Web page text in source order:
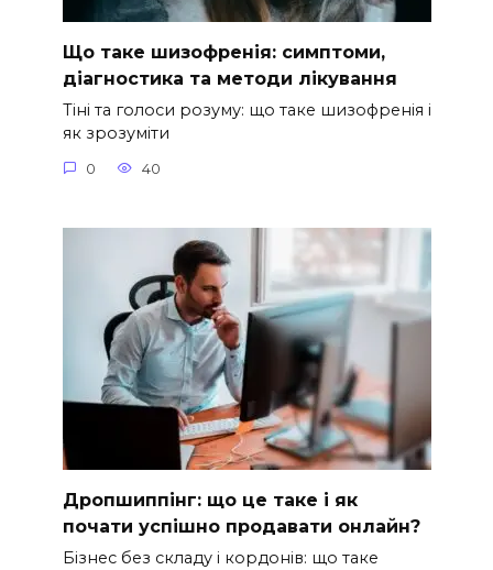
Що таке шизофренія: симптоми,
діагностика та методи лікування
Тіні та голоси розуму: що таке шизофренія і
як зрозуміти
0 40
Дропшиппінг: що це таке і як
почати успішно продавати онлайн?
Бізнес без складу і кордонів: що таке